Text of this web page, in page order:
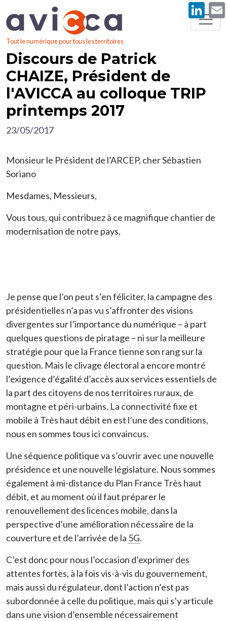
Aller au contenu principal
Tout le numérique pour tous les territoires
Discours de Patrick
CHAIZE, Président de
l'AVICCA au colloque TRIP
printemps 2017
23/05/2017
Monsieur le Président de l’ARCEP, cher Sébastien
Soriano
Mesdames, Messieurs,
Vous tous, qui contribuez à ce magnifique chantier de
modernisation de notre pays,
Je pense que l’on peut s’en féliciter, la campagne des
présidentielles n’a pas vu s’affronter des visions
divergentes sur l’importance du numérique – à part
quelques questions de piratage – ni sur la meilleure
stratégie pour que la France tienne son rang sur la
question. Mais le clivage électoral a encore montré
l’exigence d’égalité d’accès aux services essentiels de
la part des citoyens de nos territoires ruraux, de
montagne et péri-urbains. La connectivité fixe et
mobile à Très haut débit en est l’une des conditions,
nous en sommes tous ici convaincus.
Une séquence politique va s’ouvrir avec une nouvelle
présidence et une nouvelle législature. Nous sommes
également à mi-distance du Plan France Très haut
débit, et au moment où il faut préparer le
renouvellement des licences mobile, dans la
perspective d’une amélioration nécessaire de la
couverture et de l’arrivée de la 5G.
C’est donc pour nous l’occasion d’exprimer des
attentes fortes, à la fois vis-à-vis du gouvernement,
mais aussi du régulateur, dont l’action n’est pas
subordonnée à celle du politique, mais qui s’y articule
dans une vision d’ensemble nécessairement